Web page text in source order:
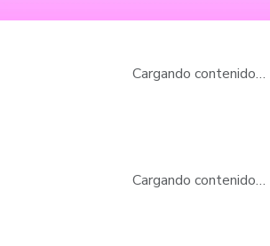
Cargando contenido…
Cargando contenido…